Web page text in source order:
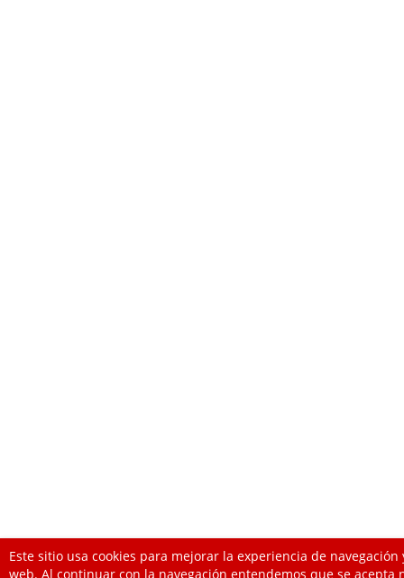
Este sitio usa cookies para mejorar la experiencia de navegación
web. Al continuar con la navegación entendemos que se acepta